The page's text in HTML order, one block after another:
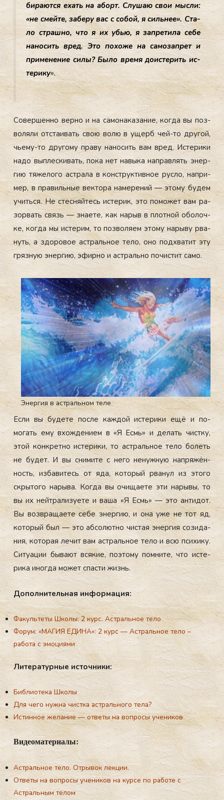
бира­ют­ся ехать на аборт. Слу­шаю свои мыс­ли:
«не смей­те, за­беру вас с со­бой, я силь­нее». Ста­
ло страш­но, что я их убью, я зап­ре­тила се­бе
на­носить вред. Это по­хоже на са­мозап­рет и
при­мене­ние си­лы? Бы­ло вре­мя до­ис­те­рить ис­
те­рику».
Со­вер­шенно вер­но и на са­мона­каза­ние, ког­да вы поз­
во­ляли от­ста­ивать свою во­лю в ущерб чей-то дру­гой,
чь­ему-то дру­гому пра­ву на­носить вам вред. Ис­те­рики
на­до вып­лески­вать, по­ка нет на­выка нап­равлять энер­
гию тя­жело­го ас­тра­ла в конс­трук­тивное рус­ло, нап­ри­
мер, в пра­виль­ные век­то­ра на­мере­ний — это­му бу­дем
учить­ся. Не стес­няй­тесь ис­те­рик, это по­может вам ра­
зор­вать связь — зна­ете, как на­рыв в плот­ной обо­лоч­
ке, ког­да мы ис­те­рим, то поз­во­ля­ем это­му на­рыву рва­
нуть, а здо­ровое ас­траль­ное те­ло, оно под­хва­тит эту
гряз­ную энер­гию, эфир­но и ас­траль­но по­чис­тит са­мо.
Энергия в астральном теле
Ес­ли вы бу­дете пос­ле каж­дой ис­те­рики ещё и по­
могать ему вхож­де­ни­ем в «Я Есмь» и де­лать чис­тку,
этой кон­крет­но ис­те­рики, то ас­траль­ное те­ло бо­леть
не бу­дет. И вы сни­мите с не­го не­нуж­ную нап­ря­жён­
ность, из­ба­витесь от яда, ко­торый рва­нул из это­го
скры­того на­рыва. Ког­да вы очи­ща­ете эти на­рывы, то
вы их ней­тра­лизу­ете и ва­ша «Я Есмь» — это ан­ти­дот.
Вы воз­вра­ща­ете се­бе энер­гию, и она уже не тот яд,
ко­торый был — это аб­со­лют­но чис­тая энер­гия со­зида­
ния, ко­торая ле­чит вам ас­траль­ное те­ло и всю пси­хику.
Си­ту­ации бы­ва­ют вся­кие, по­это­му пом­ни­те, что ис­те­
рика иног­да мо­жет спас­ти жизнь.
До­пол­ни­тель­ная ин­фор­ма­ция:
Факультеты Школы: 2 курс. Астральное тело
Форум: «МАГИЯ ЕДИНА»:2 курс — Астральное тело –
работа с эмоциями
Ли­те­ра­тур­ные ис­точ­ни­ки:
Библиотека Школы
Для чего нужна чистка астральнoго тела?
Истинное желание — ответы на вопросы учеников
Ви­де­ома­те­ри­алы:
Астральное тело. Отрывок лекции.
Ответы на вопросы учеников на курсе по работе с
Астральным телом